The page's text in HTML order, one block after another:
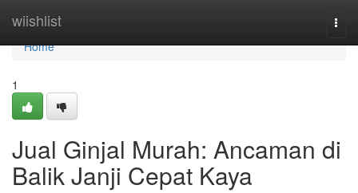
wiishlist
Home
Home
1
Jual Ginjal Murah: Ancaman di
Balik Janji Cepat Kaya